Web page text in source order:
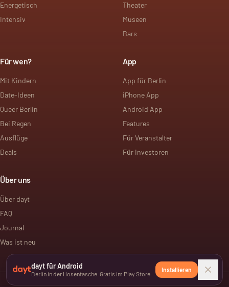
Energetisch
Intensiv
Theater
Museen
Bars
Für wen?
Mit Kindern
Date-Ideen
Queer Berlin
Bei Regen
Ausflüge
Deals
App
App für Berlin
iPhone App
Android App
Features
Für Veranstalter
Für Investoren
Über uns
Über dayt
FAQ
Journal
Was ist neu
dayt für Android
Berlin in der Hosentasche. Gratis im Play Store.
Installieren